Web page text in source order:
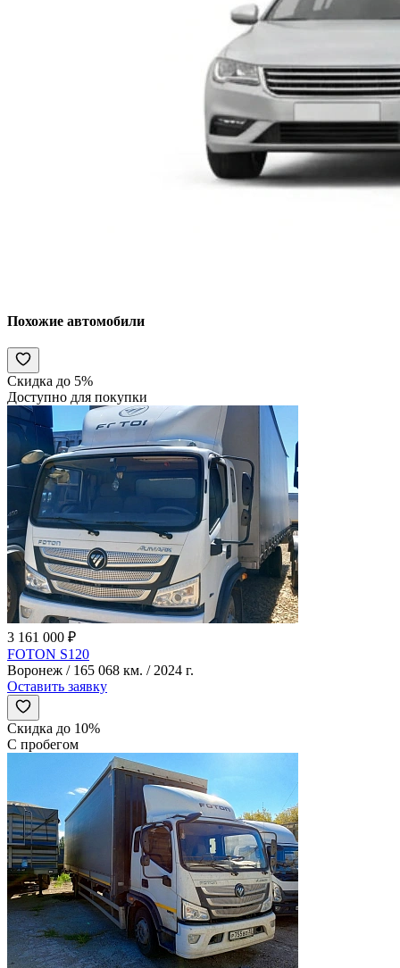
Похожие автомобили
Скидка до 5%
Доступно для покупки
3 161 000 ₽
FOTON S120
Воронеж / 165 068 км. / 2024 г.
Оставить заявку
Скидка до 10%
С пробегом